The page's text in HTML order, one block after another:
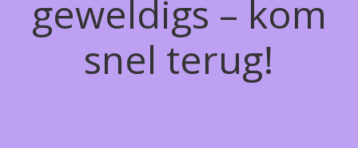
geweldigs – kom
snel terug!